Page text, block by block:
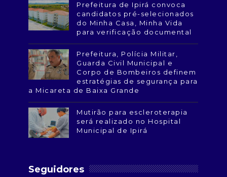
Prefeitura de Ipirá convoca
candidatos pré-selecionados
do Minha Casa, Minha Vida
para verificação documental
Prefeitura, Polícia Militar,
Guarda Civil Municipal e
Corpo de Bombeiros definem
estratégias de segurança para
a Micareta de Baixa Grande
Mutirão para escleroterapia
será realizado no Hospital
Municipal de Ipirá
Seguidores